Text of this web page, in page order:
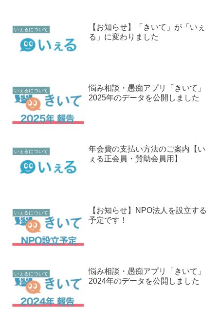
いぇるについて
【お知らせ】「きいて」が「いぇ
る」に変わりました
いぇるについて
悩み相談・愚痴アプリ「きいて」
2025年のデータを公開しました
いぇるについて
年会費の支払い方法のご案内【い
ぇる正会員・賛助会員用】
いぇるについて
【お知らせ】NPO法人を設立する
予定です！
いぇるについて
悩み相談・愚痴アプリ「きいて」
2024年のデータを公開しました